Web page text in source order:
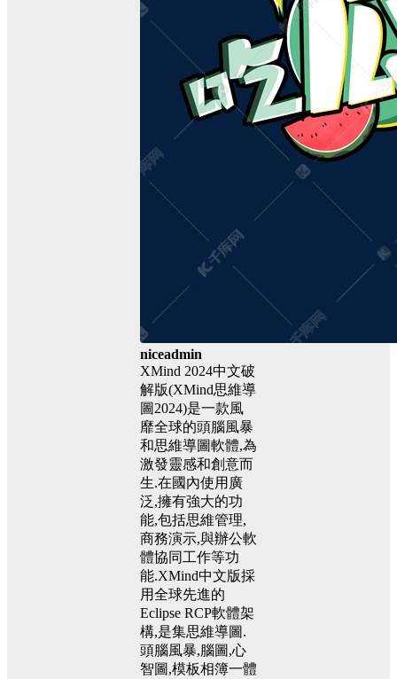
niceadmin
XMind 2024中文破
解版(XMind思維導
圖2024)是一款風
靡全球的頭腦風暴
和思維導圖軟體,為
激發靈感和創意而
生.在國內使用廣
泛,擁有強大的功
能,包括思維管理,
商務演示,與辦公軟
體協同工作等功
能.XMind中文版採
用全球先進的
Eclipse RCP軟體架
構,是集思維導圖.
頭腦風暴,腦圖,心
智圖,模板相簿一體